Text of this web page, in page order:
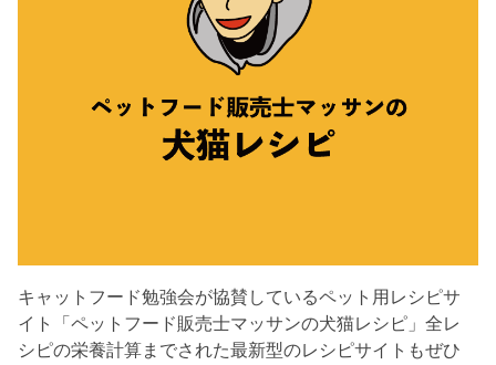
キャットフード勉強会が協賛しているペット用レシピサ
イト「ペットフード販売士マッサンの犬猫レシピ」全レ
シピの栄養計算までされた最新型のレシピサイトもぜひ